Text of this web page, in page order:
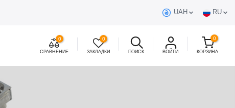
UAH RU
0
СРАВНЕНИЕ
0
ЗАКЛАДКИ ПОИСК ВОЙТИ
0
КОРЗИНА